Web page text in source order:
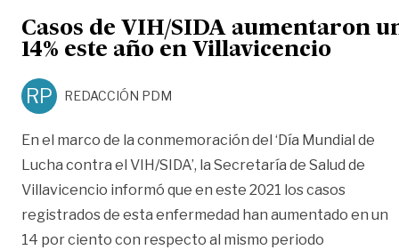
Casos de VIH/SIDA aumentaron
14% este año en Villavicencio
RP REDACCIÓN PDM
En el marco de la conmemoración del ‘Día Mundial de
Lucha contra el VIH/SIDA’, la Secretaría de Salud de
Villavicencio informó que en este 2021 los casos
registrados de esta enfermedad han aumentado en un
14 por ciento con respecto al mismo periodo